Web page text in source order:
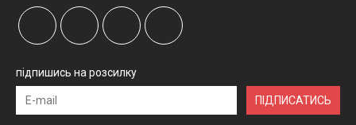
підпишись на розсилку
ПІДПИСАТИСЬ